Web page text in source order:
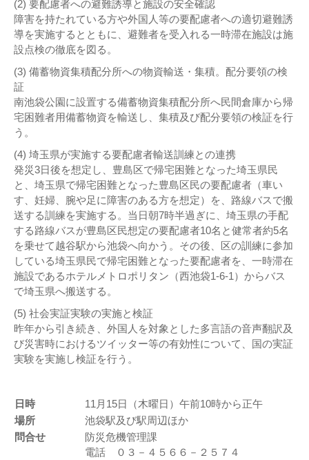
(2) 要配慮者への避難誘導と施設の安全確認
障害を持たれている方や外国人等の要配慮者への適切避難誘
導を実施するとともに、避難者を受入れる一時滞在施設は施
設点検の徹底を図る。
(3) 備蓄物資集積配分所への物資輸送・集積。配分要領の検
証
南池袋公園に設置する備蓄物資集積配分所へ民間倉庫から帰
宅困難者用備蓄物資を輸送し、集積及び配分要領の検証を行
う。
(4) 埼玉県が実施する要配慮者輸送訓練との連携
発災3日後を想定し、豊島区で帰宅困難となった埼玉県民
と、埼玉県で帰宅困難となった豊島区民の要配慮者（車い
す、妊婦、腕や足に障害のある方を想定）を、路線バスで搬
送する訓練を実施する。当日朝7時半過ぎに、埼玉県の手配
する路線バスが豊島区民想定の要配慮者10名と健常者約5名
を乗せて越谷駅から池袋へ向かう。その後、区の訓練に参加
している埼玉県民で帰宅困難となった要配慮者を、一時滞在
施設であるホテルメトロポリタン（西池袋1-6-1）からバス
で埼玉県へ搬送する。
(5) 社会実証実験の実施と検証
昨年から引き続き、外国人を対象とした多言語の音声翻訳及
び災害時におけるツイッター等の有効性について、国の実証
実験を実施し検証を行う。
日時
11月15日（木曜日）午前10時から正午
場所
池袋駅及び駅周辺ほか
問合せ
防災危機管理課
電話 ０３－４５６６－２５７４